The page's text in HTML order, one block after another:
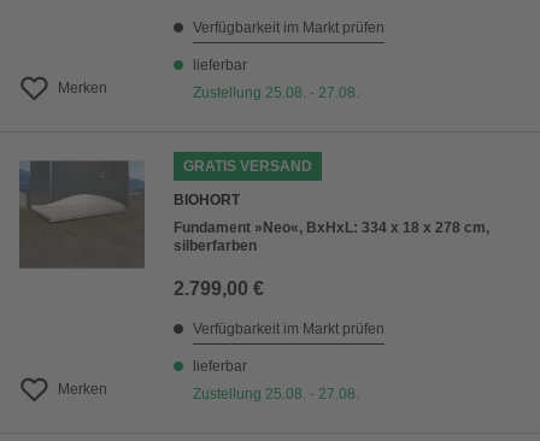
Merken
Verfügbarkeit im Markt prüfen
lieferbar
Zustellung 25.08. - 27.08.
Merken
GRATIS VERSAND
BIOHORT
Fundament »Neo«, BxHxL: 334 x 18 x 278 cm,
silberfarben
2.799,00 €
Verfügbarkeit im Markt prüfen
lieferbar
Zustellung 25.08. - 27.08.